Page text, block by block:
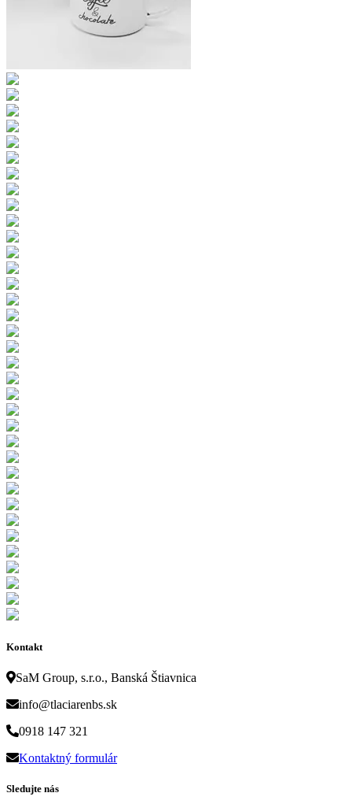
Kontakt
SaM Group, s.r.o., Banská Štiavnica
info@tlaciarenbs.sk
0918 147 321
Kontaktný formulár
Sledujte nás